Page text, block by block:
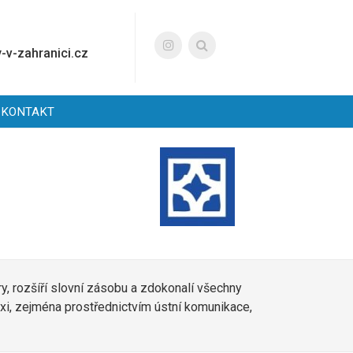
v-zahranici.cz
KONTAKT
rozšíří slovní zásobu a zdokonalí všechny
zejména prostřednictvím ústní komunikace,